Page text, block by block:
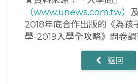
（www.unews.com.tw）
2018年底合作出版的《為孩
學-2019入學全攻略》問卷調
返回